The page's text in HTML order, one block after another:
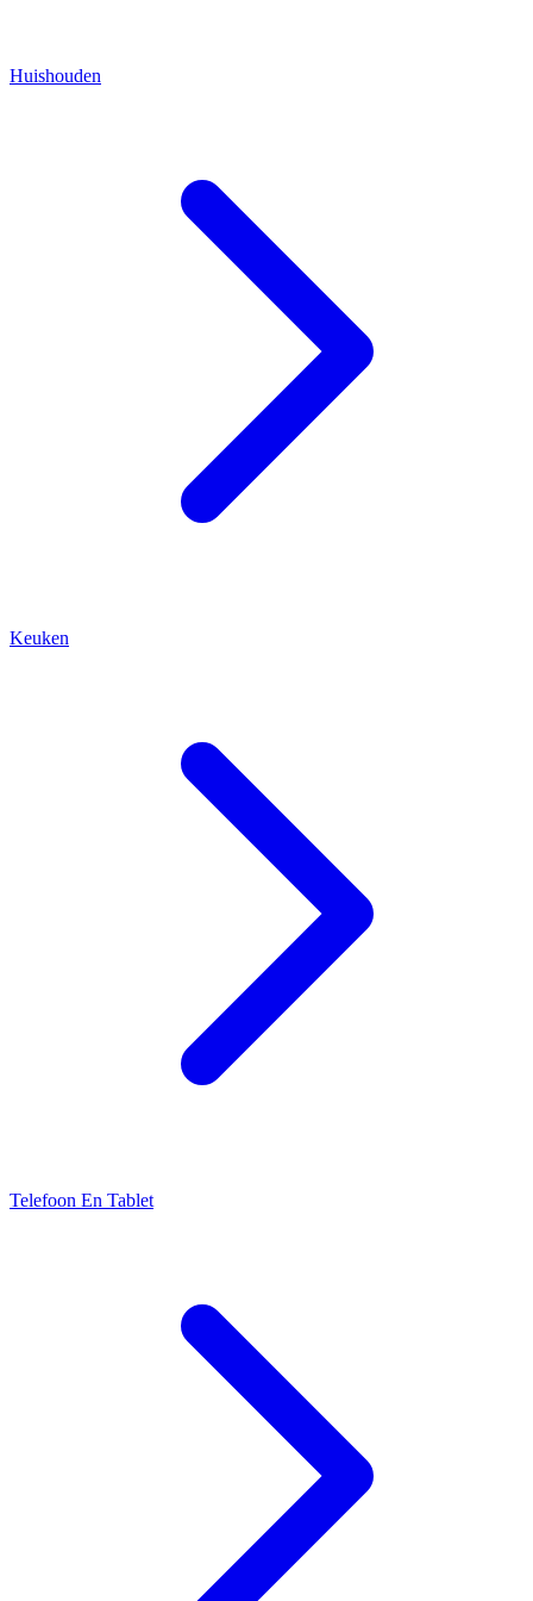
Huishouden
Keuken
Telefoon En Tablet